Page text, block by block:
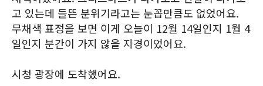
고 있는데 들뜬 분위기라고는 눈꼽만큼도 없었어요.
무채색 표정을 보면 이게 오늘이 12월 14일인지 1월 4
일인지 분간이 가지 않을 지경이었어요.
시청 광장에 도착했어요.